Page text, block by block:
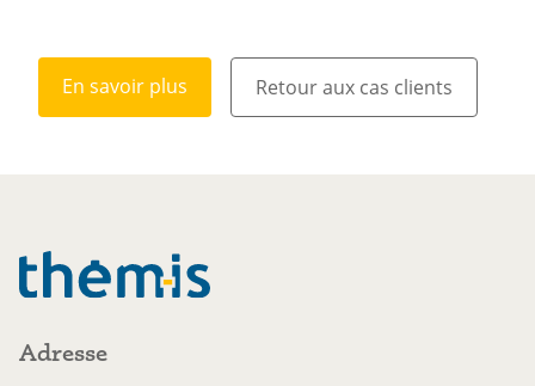
En savoir plus
En savoir plus
Retour aux cas clients
Retour aux cas clients
Adresse